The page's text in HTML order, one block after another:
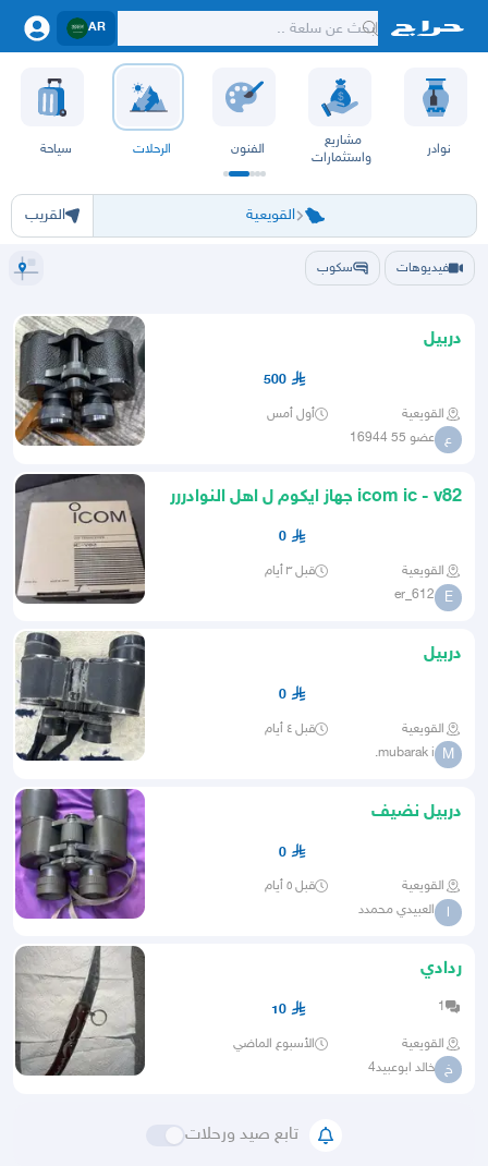
AR
نوادر
مشاريع
واستثمارات
الفنون الرحلات سياحة
القويعية
الرياض الدلمالدوادمي القويعيةالمجمعة
القريب
فيديوهات سكوب
دربيل
500
القويعية أول أمس
ع عضو 55 16944
icom ic - v82 جهاز ايكوم ل اهل النوادررر
0
القويعية قبل ٣ أيام
E
er_612
دربيل
0
القويعية قبل ٤ أيام
M
mubarak i.
دربيل نضيف
0
القويعية قبل ٥ أيام
ا العبيدي محمدد
ردادي
1
10
القويعية الأسبوع الماضي
خ خالد ابوعبيد4
تابع صيد ورحلات